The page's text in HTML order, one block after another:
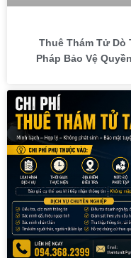
Thuê Thám Tử Dò
Pháp Bảo Vệ